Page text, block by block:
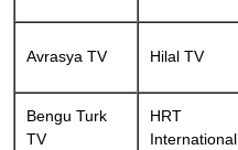
Avrasya TV Hilal TV
Bengu Turk
TV
HRT
International